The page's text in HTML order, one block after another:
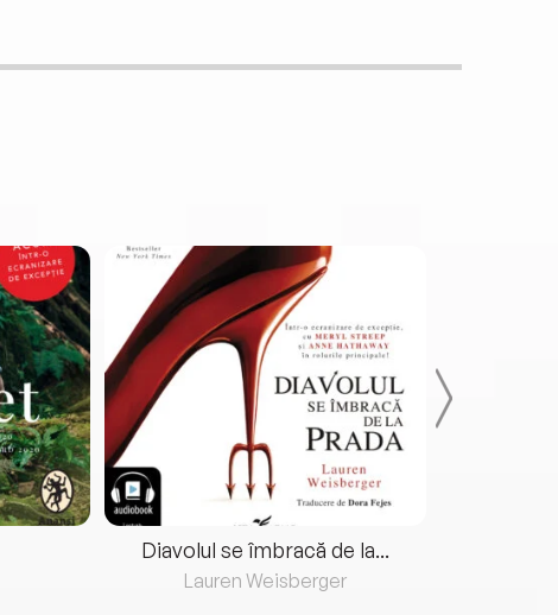
Diavolul se îmbracă de la...
Lauren Weisberger